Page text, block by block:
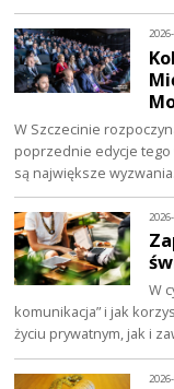
W Szczecinie
poprzednie edycje tego
są największe
W
komunikacja” i jak
życiu prywatnym, jak i